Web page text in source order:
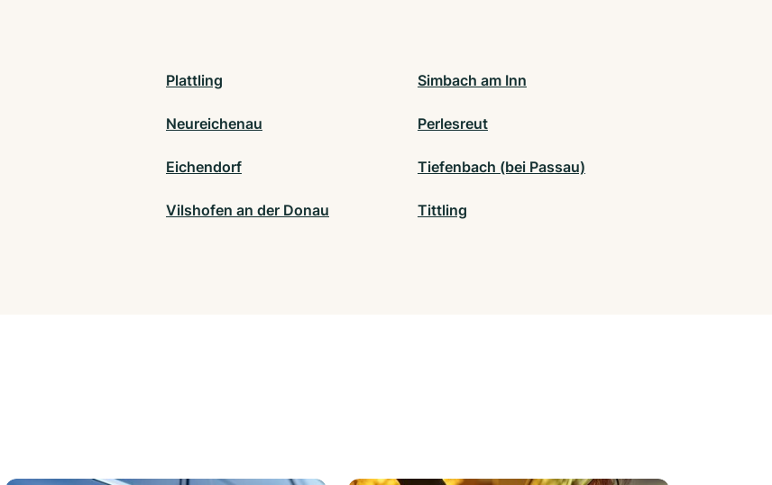
Plattling Simbach am Inn
Neureichenau Perlesreut
Eichendorf Tiefenbach (bei Passau)
Vilshofen an der Donau Tittling